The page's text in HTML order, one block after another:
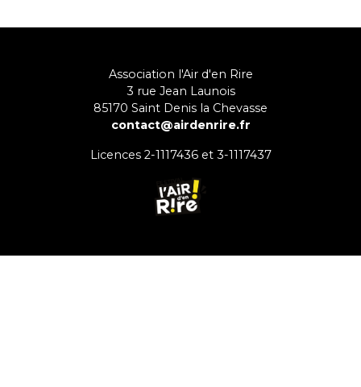
Association l'Air d'en Rire
3 rue Jean Launois
85170 Saint Denis la Chevasse
contact@airdenrire.fr
Licences 2-1117436 et 3-1117437